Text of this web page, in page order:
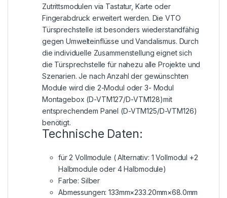
Zutrittsmodulen via Tastatur, Karte oder
Fingerabdruck erweitert werden. Die VTO
Türsprechstelle ist besonders wiederstandfähig
gegen Umwelteinflüsse und Vandalismus. Durch
die individuelle Zusammenstellung eignet sich
die Türsprechstelle für nahezu alle Projekte und
Szenarien. Je nach Anzahl der gewünschten
Module wird die 2-Modul oder 3- Modul
Montagebox (D-VTM127/D-VTM128)mit
entsprechendem Panel (D-VTM125/D-VTM126)
benötigt.
Technische Daten:
für 2 Vollmodule ( Alternativ: 1 Vollmodul +2
Halbmodule oder 4 Halbmodule)
Farbe: Silber
Abmessungen: 133mm×233.20mm×68.0mm